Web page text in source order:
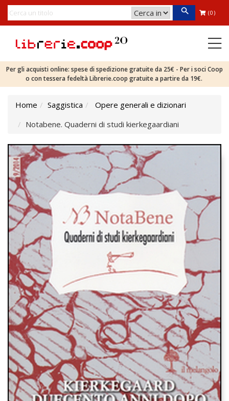
(0)
Per gli acquisti online: spese di spedizione gratuite da 25€ - Per i soci Coop
o con tessera fedeltà Librerie.coop gratuite a partire da 19€.
Home Saggistica
Opere generali e dizionari
Notabene. Quaderni di studi kierkegaardiani